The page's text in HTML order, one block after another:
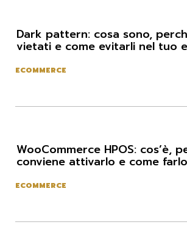
Dark pattern: cosa sono,
vietati e come evitarli nel tuo
ECOMMERCE
WooCommerce HPOS: cos’è,
conviene attivarlo e come
ECOMMERCE